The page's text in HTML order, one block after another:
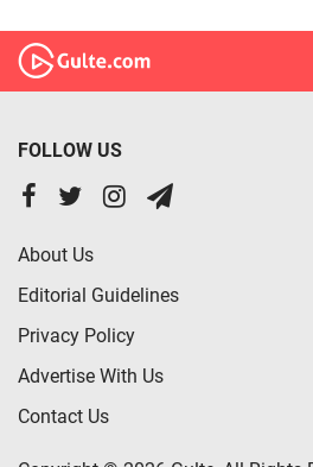
FOLLOW US
About Us
Editorial Guidelines
Privacy Policy
Advertise With Us
Contact Us